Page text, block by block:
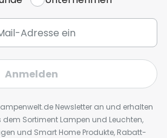
Anmelden
Newsletter an und erhalten
dem Sortiment Lampen und Leuchten,
und Smart Home Produkte, Rabatt-